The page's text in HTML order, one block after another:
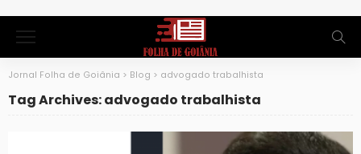
Jornal Folha de Goiânia > Blog > advogado trabalhista
Tag Archives: advogado trabalhista